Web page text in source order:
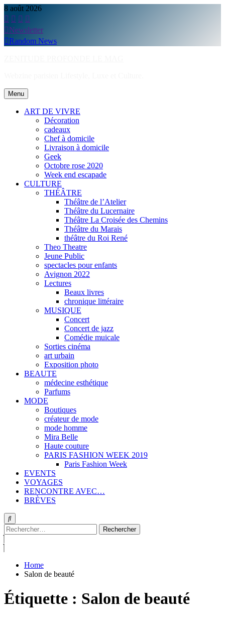
Skip
to
content
8 août 2026
Newsletter
Random News
Menu
ART DE VIVRE
Décoration
cadeaux
Chef à domicile
Livraison à domicile
Geek
Octobre rose 2020
Week end escapade
CULTURE
THÉÂTRE
Théâtre de l’Atelier
Théâtre du Lucernaire
Théâtre La Croisée des Chemins
Théâtre du Marais
théâtre du Roi René
Theo Theatre
Jeune Public
spectacles pour enfants
Avignon 2022
Lectures
Beaux livres
chronique littéraire
MUSIQUE
Concert
Concert de jazz
Comédie muicale
Sorties cinéma
art urbain
Exposition photo
BEAUTE
médecine esthétique
Parfums
MODE
Boutiques
créateur de mode
mode homme
Mira Belle
Haute couture
PARIS FASHION WEEK 2019
Paris Fashion Week
EVENTS
VOYAGES
RENCONTRE AVEC…
BRÈVES
Rechercher :
Home
Salon de beauté
Étiquette : Salon de beauté